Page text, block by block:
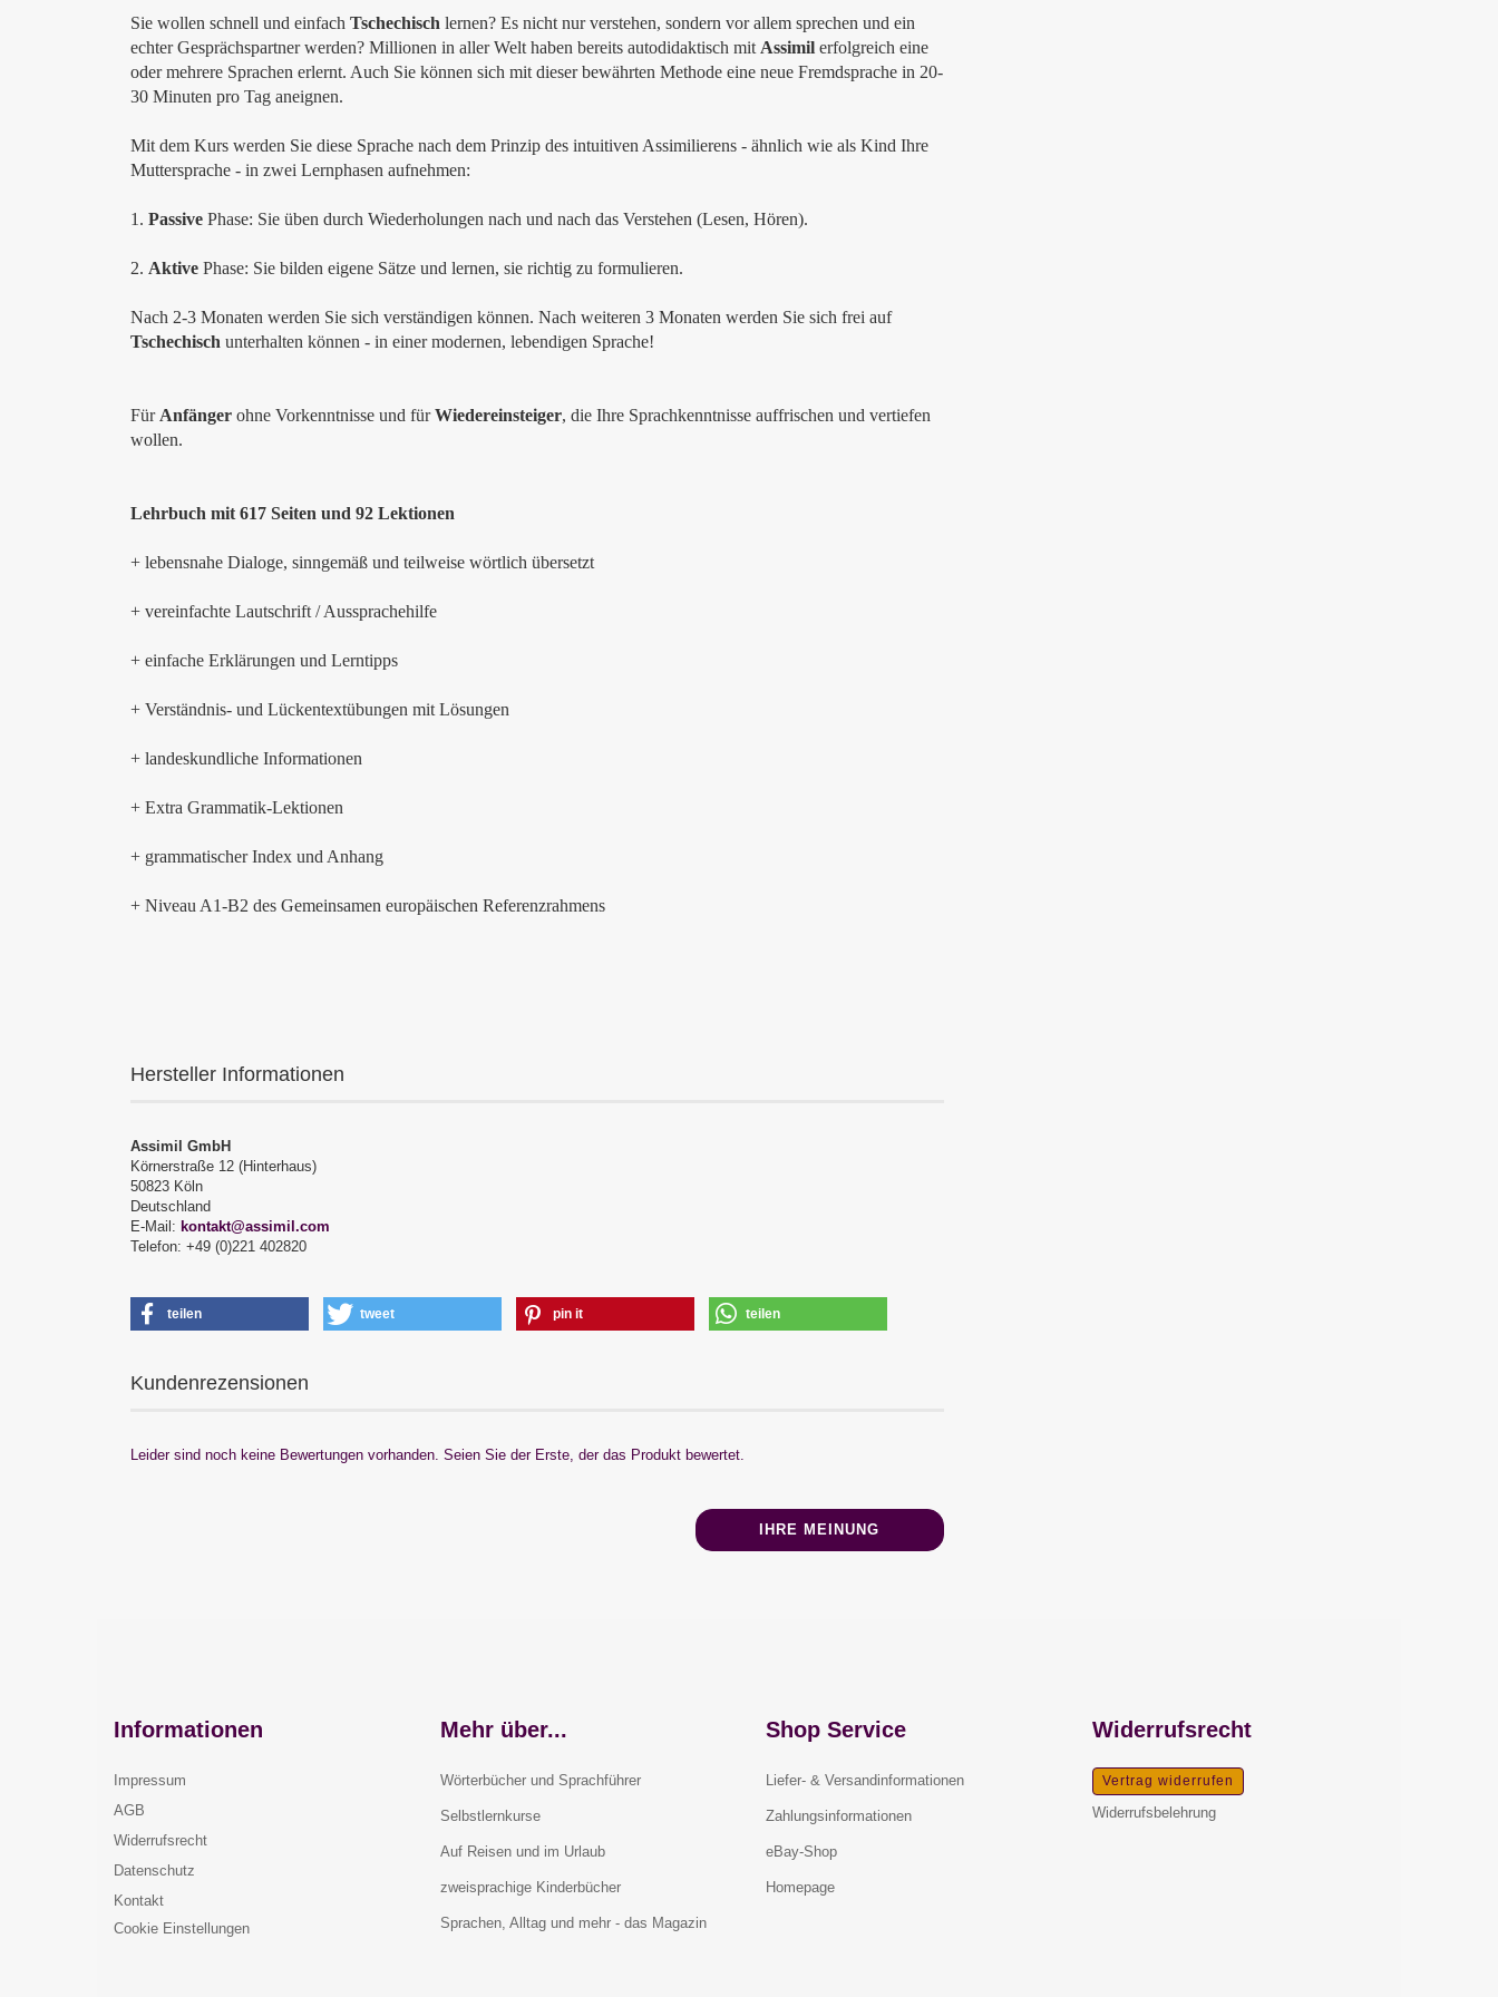
Sie wollen schnell und einfach Tschechisch lernen? Es nicht nur verstehen, sondern vor allem sprechen und ein
echter Gesprächspartner werden? Millionen in aller Welt haben bereits autodidaktisch mit Assimil erfolgreich eine
oder mehrere Sprachen erlernt. Auch Sie können sich mit dieser bewährten Methode eine neue Fremdsprache in 20-
30 Minuten pro Tag aneignen.
Mit dem Kurs werden Sie diese Sprache nach dem Prinzip des intuitiven Assimilierens - ähnlich wie als Kind Ihre
Muttersprache - in zwei Lernphasen aufnehmen:
1. Passive Phase: Sie üben durch Wiederholungen nach und nach das Verstehen (Lesen, Hören).
2. Aktive Phase: Sie bilden eigene Sätze und lernen, sie richtig zu formulieren.
Nach 2-3 Monaten werden Sie sich verständigen können. Nach weiteren 3 Monaten werden Sie sich frei auf
Tschechisch unterhalten können - in einer modernen, lebendigen Sprache!
Für Anfänger ohne Vorkenntnisse und fürWiedereinsteiger, die Ihre Sprachkenntnisse auffrischen und vertiefen
wollen.
Lehrbuch mit 617 Seiten und 92 Lektionen
+ lebensnahe Dialoge, sinngemäß und teilweise wörtlich übersetzt
+ vereinfachte Lautschrift / Aussprachehilfe
+ einfache Erklärungen und Lerntipps
+ Verständnis- und Lückentextübungen mit Lösungen
+ landeskundliche Informationen
+ Extra Grammatik-Lektionen
+ grammatischer Index und Anhang
+ Niveau A1-B2 des Gemeinsamen europäischen Referenzrahmens
Hersteller Informationen
Assimil GmbH
Körnerstraße 12 (Hinterhaus)
50823 Köln
Deutschland
E-Mail: kontakt@assimil.com
Telefon: +49 (0)221 402820
teilen tweet pin it teilen
Kundenrezensionen
Leider sind noch keine Bewertungen vorhanden. Seien Sie der Erste, der das Produkt bewertet.
IHRE MEINUNG
Informationen
Impressum
AGB
Widerrufsrecht
Datenschutz
Kontakt
Cookie Einstellungen
Mehr über...
Wörterbücher und Sprachführer
Selbstlernkurse
Auf Reisen und im Urlaub
zweisprachige Kinderbücher
Sprachen, Alltag und mehr - das Magazin
Shop Service
Liefer- & Versandinformationen
Zahlungsinformationen
eBay-Shop
Homepage
Widerrufsrecht
Vertrag widerrufen
Widerrufsbelehrung